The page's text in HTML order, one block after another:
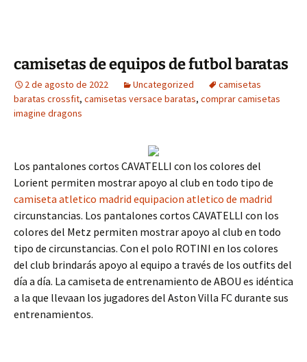
camisetas de equipos de futbol baratas
2 de agosto de 2022 Uncategorized
camisetas
baratas crossfit, camisetas versace baratas, comprar camisetas
imagine dragons
Los pantalones cortos CAVATELLI con los colores del
Lorient permiten mostrar apoyo al club en todo tipo de
camiseta atletico madrid equipacion atletico de madrid
circunstancias. Los pantalones cortos CAVATELLI con los
colores del Metz permiten mostrar apoyo al club en todo
tipo de circunstancias. Con el polo ROTINI en los colores
del club brindarás apoyo al equipo a través de los outfits del
día a día. La camiseta de entrenamiento de ABOU es idéntica
a la que llevaan los jugadores del Aston Villa FC durante sus
entrenamientos.